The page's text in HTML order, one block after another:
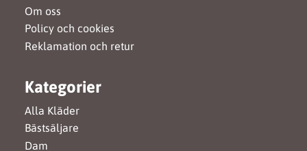
Om oss
Policy och cookies
Reklamation och retur
Kategorier
Alla Kläder
Bästsäljare
Dam